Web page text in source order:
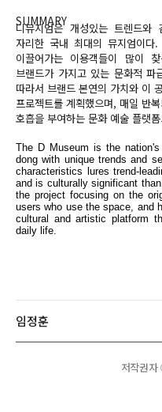
SUMMARY
디뮤지엄은 개성있는 트렌드와
자리한 국내 최대의 뮤지엄이
이끌어가는 이용객들이 많이
브랜드가 가지고 있는 문화적 파
따라서 브랜드 본연의 가치와 이
프로젝트를 계획했으며, 매일 반
호흡을 부여하는 문화 예술 플랫
The D Museum is the
dong with unique trends and
characteristics lures trend-
and is culturally significant
the project focusing on the
users who use the space, and
cultural and artistic platform
daily life.
임정훈
저작권